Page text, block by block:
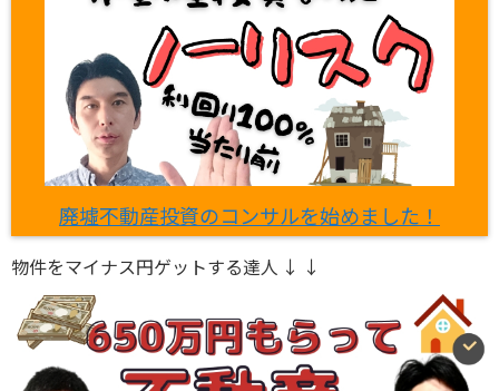
廃墟不動産投資のコンサルを始めました！
物件をマイナス円ゲットする達人 ↓ ↓